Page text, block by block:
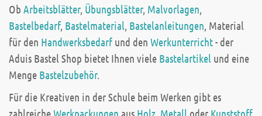
Ob Arbeitsblätter, Übungsblätter, Malvorlagen,
Bastelbedarf, Bastelmaterial, Bastelanleitungen, Material
für den Handwerksbedarf und den Werkunterricht- der
Aduis Bastel Shop bietet Ihnen viele Bastelartikel und eine
Menge Bastelzubehör.
Für die Kreativen in der Schule beim Werken gibt es